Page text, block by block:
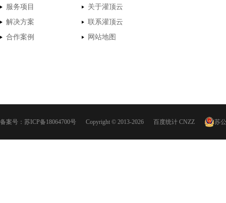
服务项目
关于灌顶云
解决方案
联系灌顶云
合作案例
网站地图
备案号： 苏ICP备18064700号 Copyright © 2013-2026 百度统计 CNZZ 苏